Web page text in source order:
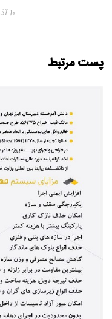
۱۰ آذر ۱۴۰۲
پست مرتبط